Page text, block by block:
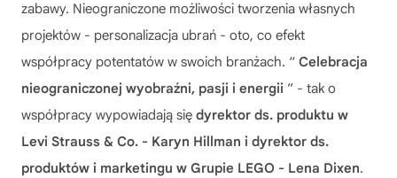
zabawy. Nieograniczone możliwości tworzenia własnych
projektów - personalizacja ubrań - oto, co efekt
współpracy potentatów w swoich branżach. “ Celebracja
nieograniczonej wyobraźni, pasji i energii ” - tak o
współpracy wypowiadają się dyrektor ds. produktu w
Levi Strauss & Co. - Karyn Hillman i dyrektor ds.
produktów i marketingu w Grupie LEGO - Lena Dixen.